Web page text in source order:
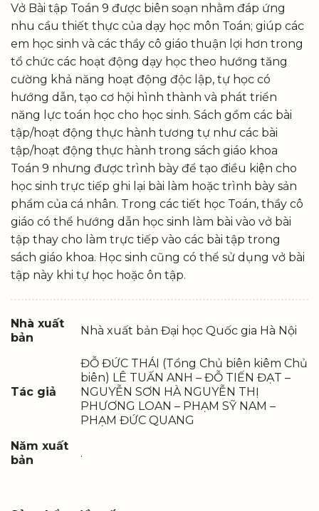
Vở Bài tập Toán 9 được biên soạn nhằm đáp ứng
nhu cầu thiết thực của dạy học môn Toán; giúp các
em học sinh và các thầy cô giáo thuận lợi hơn trong
tổ chức các hoạt động dạy học theo hướng tăng
cường khả năng hoạt động độc lập, tự học có
hướng dẫn, tạo cơ hội hình thành và phát triển
năng lực toán học cho học sinh. Sách gồm các bài
tập/hoạt động thực hành tương tự như các bài
tập/hoạt động thực hành trong sách giáo khoa
Toán 9 nhưng được trình bày để tạo điều kiện cho
học sinh trực tiếp ghi lại bài làm hoặc trình bày sản
phẩm của cá nhân. Trong các tiết học Toán, thầy cô
giáo có thể hướng dẫn học sinh làm bài vào vở bài
tập thay cho làm trực tiếp vào các bài tập trong
sách giáo khoa. Học sinh cũng có thể sử dụng vở bài
tập này khi tự học hoặc ôn tập.
Nhà xuất
bản
Nhà xuất bản Đại học Quốc gia Hà Nội
Tác giả
ĐỖ ĐỨC THÁI (Tổng Chủ biên kiêm Chủ
biên) LÊ TUẤN ANH – ĐỖ TIẾN ĐẠT –
NGUYỄN SƠN HÀ NGUYỄN THỊ
PHƯƠNG LOAN – PHẠM SỸ NAM –
PHẠM ĐỨC QUANG
Năm xuất
bản
.